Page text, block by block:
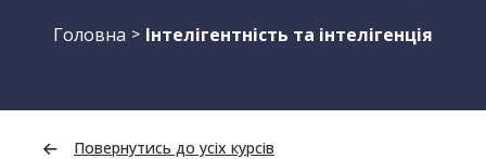
Головна > Інтелігентність та інтелігенція
Повернутись до усіх курсів